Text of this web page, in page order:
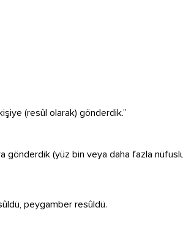
(resûl olarak) gönderdik.”
gönderdik (yüz bin veya daha fazla
peygamber resûldü.